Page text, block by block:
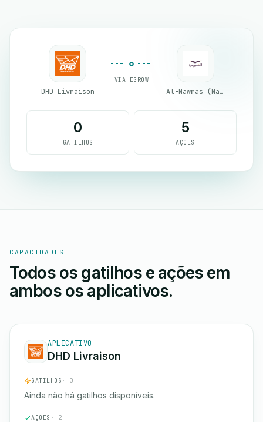
DHD Livraison
VIA EGROW
Al-Nawras (Nawris)
0
GATILHOS
5
AÇÕES
CAPACIDADES
Todos os gatilhos e ações em
ambos os aplicativos.
APLICATIVO
DHD Livraison
GATILHOS · 0
Ainda não há gatilhos disponíveis.
AÇÕES · 2